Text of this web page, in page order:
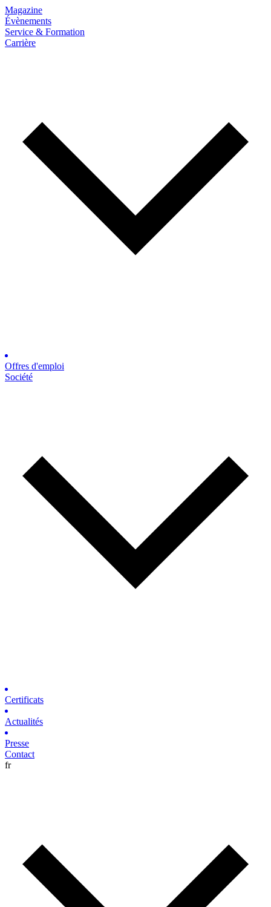
Magazine
Évènements
Service & Formation
Carrière
Offres d'emploi
Société
Certificats
Actualités
Presse
Contact
fr